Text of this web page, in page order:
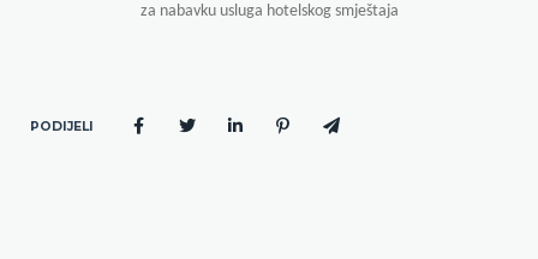
za nabavku usluga hotelskog smještaja
PODIJELI